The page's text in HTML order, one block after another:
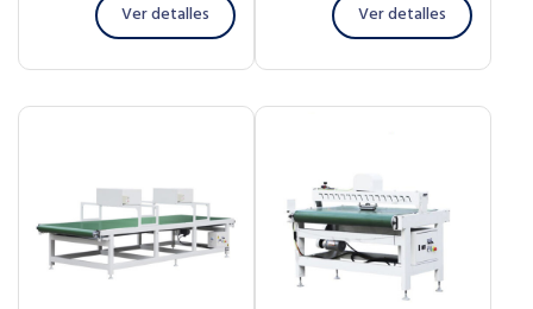
Ver detalles Ver detalles